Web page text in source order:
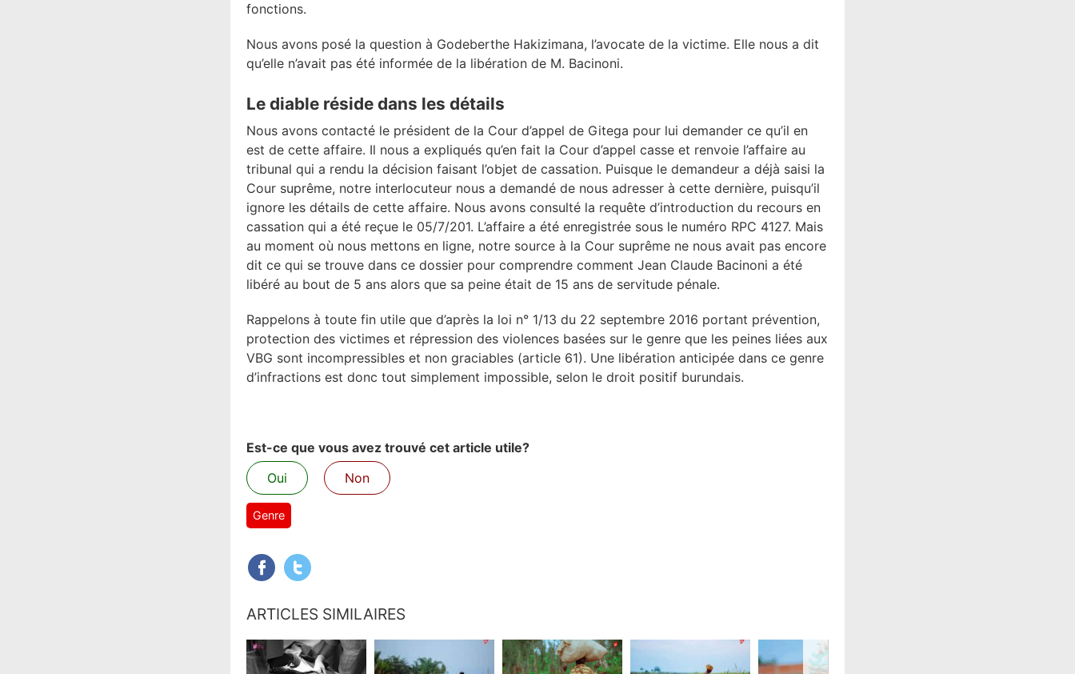
fonctions.
Nous avons posé la question à Godeberthe Hakizimana, l’avocate de la victime. Elle nous a dit
qu’elle n’avait pas été informée de la libération de M. Bacinoni.
Le diable réside dans les détails
Nous avons contacté le président de la Cour d’appel de Gitega pour lui demander ce qu’il en
est de cette affaire. Il nous a expliqués qu’en fait la Cour d’appel casse et renvoie l’affaire au
tribunal qui a rendu la décision faisant l’objet de cassation. Puisque le demandeur a déjà saisi la
Cour suprême, notre interlocuteur nous a demandé de nous adresser à cette dernière, puisqu’il
ignore les détails de cette affaire. Nous avons consulté la requête d’introduction du recours en
cassation qui a été reçue le 05/7/201. L’affaire a été enregistrée sous le numéro RPC 4127. Mais
au moment où nous mettons en ligne, notre source à la Cour suprême ne nous avait pas encore
dit ce qui se trouve dans ce dossier pour comprendre comment Jean Claude Bacinoni a été
libéré au bout de 5 ans alors que sa peine était de 15 ans de servitude pénale.
Rappelons à toute fin utile que d’après la loi n° 1/13 du 22 septembre 2016 portant prévention,
protection des victimes et répression des violences basées sur le genre que les peines liées aux
VBG sont incompressibles et non graciables (article 61). Une libération anticipée dans ce genre
d’infractions est donc tout simplement impossible, selon le droit positif burundais.
Est-ce que vous avez trouvé cet article utile?
Oui
Non
Genre
ARTICLES SIMILAIRES